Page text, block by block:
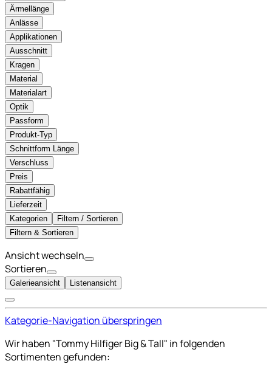
Ärmellänge
Anlässe
Applikationen
Ausschnitt
Kragen
Material
Materialart
Optik
Passform
Produkt-Typ
Schnittform Länge
Verschluss
Preis
Rabattfähig
Lieferzeit
Kategorien
Filtern / Sortieren
Filtern & Sortieren
Ansicht wechseln
Sortieren
Galerieansicht Listenansicht
Kategorie-Navigation überspringen
Wir haben "Tommy Hilfiger Big & Tall" in folgenden
Sortimenten gefunden: